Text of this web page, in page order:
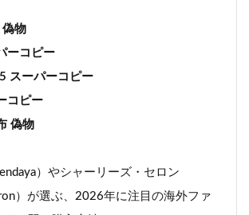
偽物
ーコピー
スーパーコピー
コピー
偽物
）やシャーリーズ・セロン
）が選ぶ、2026年に注目の海外ファ